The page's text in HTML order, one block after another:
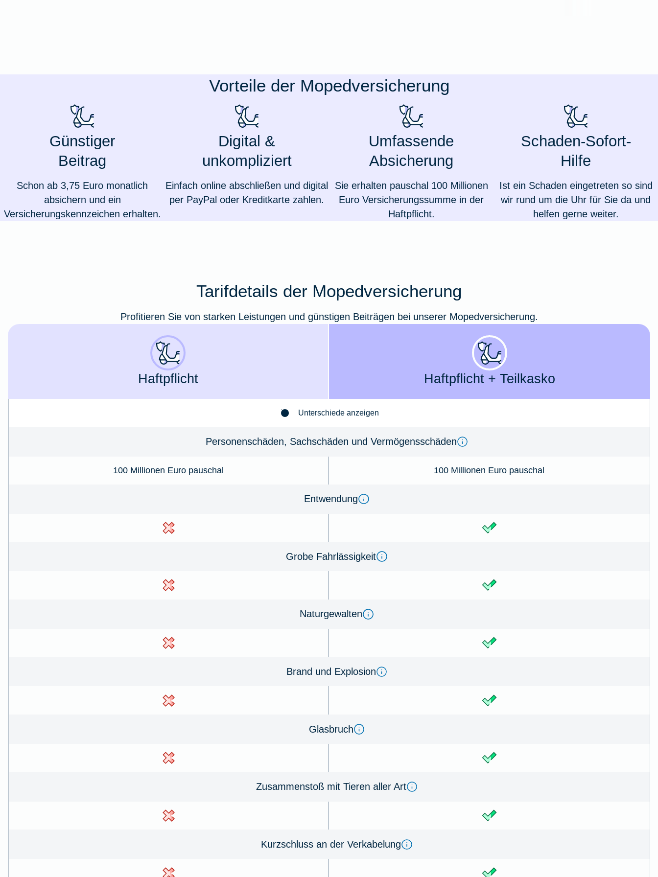
Zur Produktübersicht
Weil du wichtig bist
Vorteile der Mopedversicherung
Günstiger
Beitrag
Schon ab 3,75 Euro monatlich
absichern und ein
Versicherungskennzeichen erhalten.
Digital &
unkompliziert
Einfach online abschließen und digital
per PayPal oder Kreditkarte zahlen.
Umfassende
Absicherung
Sie erhalten pauschal 100 Millionen
Euro Versicherungssumme in der
Haftpflicht.
Schaden-Sofort-
Hilfe
Ist ein Schaden eingetreten so sind
wir rund um die Uhr für Sie da und
helfen gerne weiter.
Tarifdetails der Mopedversicherung
Profitieren Sie von starken Leistungen und günstigen Beiträgen bei unserer Mopedversicherung.
Haft­pflicht Haft­­pflicht + Teil­kasko
Unterschiede anzeigen
Per­so­nenschäden, Sachschäden und Ver­mögens­schä­den
100 Millionen Euro pauschal 100 Millionen Euro pauschal
Ent­wen­dung
Gro­be Fahr­lässig­keit
Na­tur­ge­wal­ten
Brand und Ex­plo­sion
Glas­bruch
Zu­sammen­stoß mit Tie­ren aller Art
Kurz­schluss an der Ver­kabe­lung